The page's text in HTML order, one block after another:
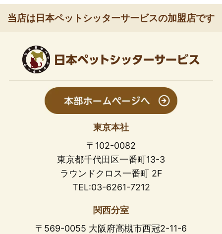
当店は日本ペットシッターサービスの加盟店です
東京本社
〒102-0082
東京都千代田区一番町13-3
ラウンドクロス一番町 2F
TEL:03-6261-7212
関西分室
〒569-0055 大阪府高槻市西冠2-11-6